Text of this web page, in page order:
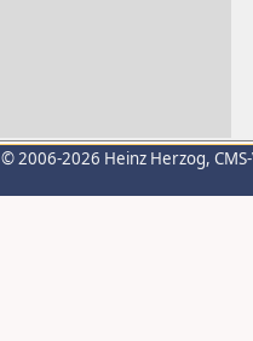
© 2006-2026 Heinz Herzog,